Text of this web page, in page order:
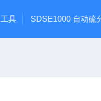
具 SDSE1000 自动硫